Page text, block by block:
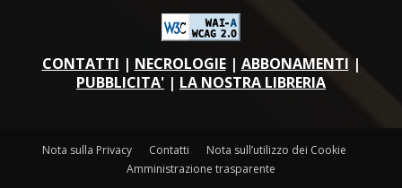
CONTATTI | NECROLOGIE| ABBONAMENTI |
PUBBLICITA' | LA NOSTRA LIBRERIA
Nota sulla Privacy Contatti
Nota sull’utilizzo dei Cookie
Amministrazione trasparente